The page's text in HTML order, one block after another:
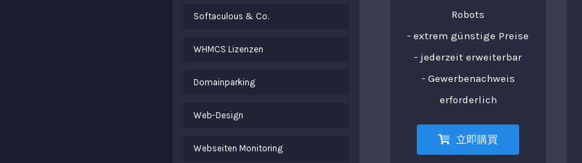
Softaculous & Co.
WHMCS Lizenzen
Domainparking
Web-Design
Webseiten Monitoring
Robots
- extrem günstige Preise
- jederzeit erweiterbar
- Gewerbenachweis
erforderlich
立即購買